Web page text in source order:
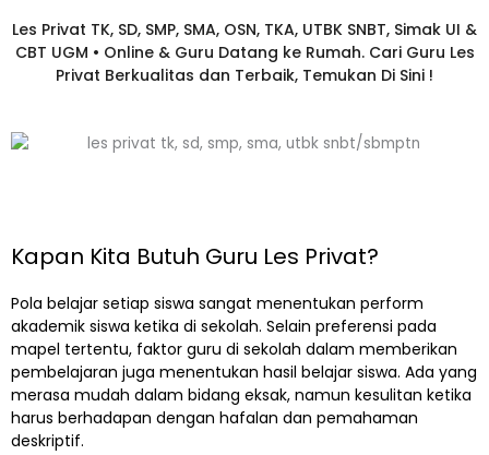
Les Privat TK, SD, SMP, SMA, OSN, TKA, UTBK SNBT, Simak UI &
CBT UGM • Online & Guru Datang ke Rumah. Cari Guru Les
Privat Berkualitas dan Terbaik, Temukan Di Sini !
Kapan Kita Butuh Guru Les Privat?
Pola belajar setiap siswa sangat menentukan perform
akademik siswa ketika di sekolah. Selain preferensi pada
mapel tertentu, faktor guru di sekolah dalam memberikan
pembelajaran juga menentukan hasil belajar siswa. Ada yang
merasa mudah dalam bidang eksak, namun kesulitan ketika
harus berhadapan dengan hafalan dan pemahaman
deskriptif.